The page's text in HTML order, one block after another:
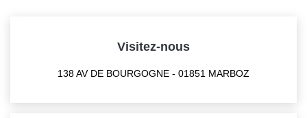
Qui Sommes Nous
Notre Équipe
Visitez-nous
138 AV DE BOURGOGNE - 01851 MARBOZ